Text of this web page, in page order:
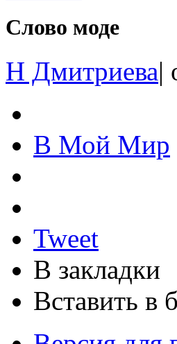
Слово моде
Н Дмитриева|
В Мой Мир
Tweet
В закладки
Вставить в